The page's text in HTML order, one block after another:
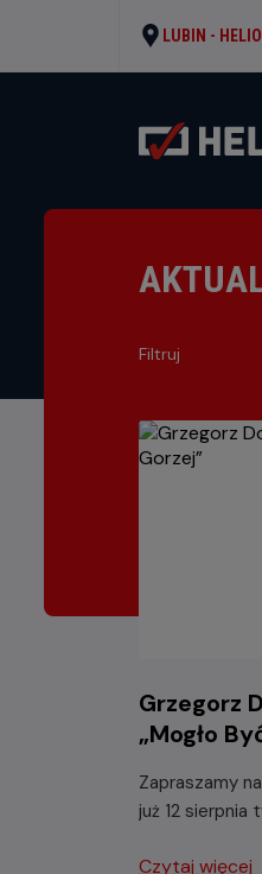
LUBIN -
Filtruj
Grzegorz
„Mogło
Zapraszamy
już 12 sierpnia
Czytaj więcej